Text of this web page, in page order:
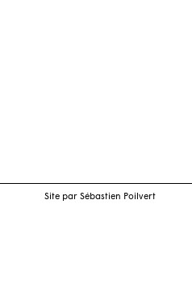
Site par Sébastien Poilvert